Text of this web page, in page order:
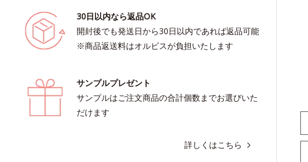
30日以内なら返品OK
開封後でも発送日から30日以内であれば返品可能
※商品返送料はオルビスが負担いたします
サンプルプレゼント
サンプルはご注文商品の合計個数までお選びいた
だけます
詳しくはこちら